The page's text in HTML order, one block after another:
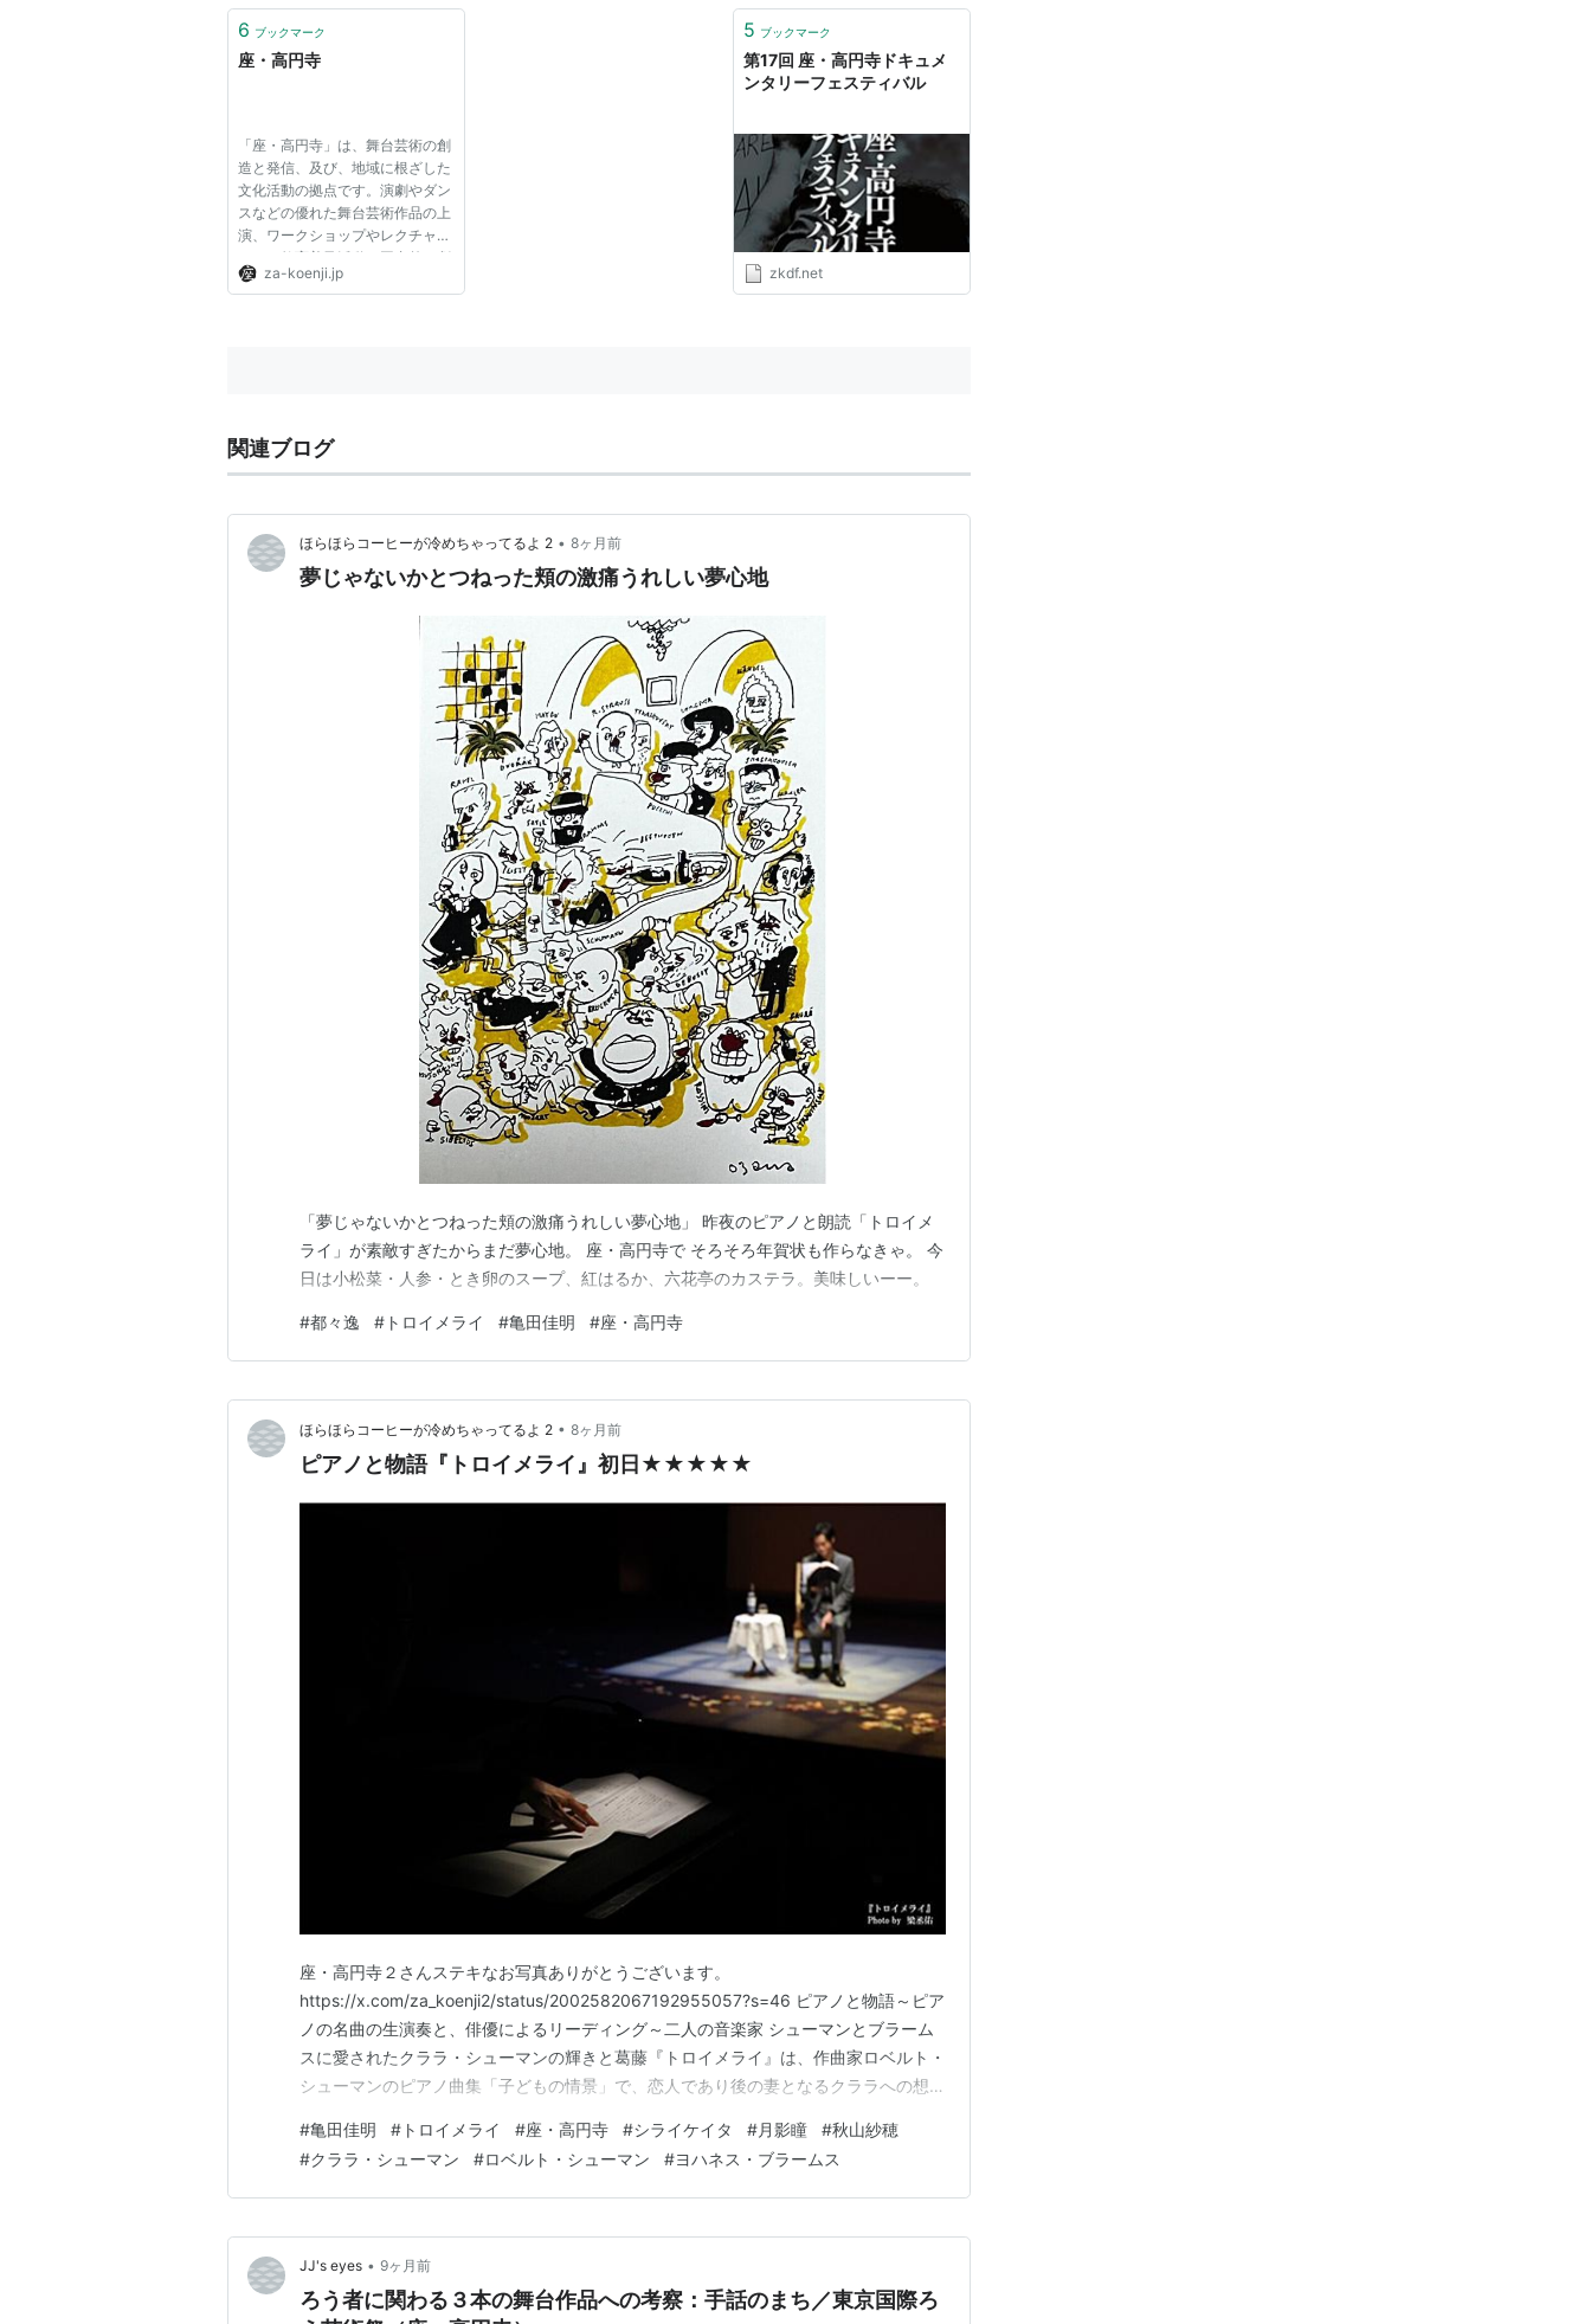
出演：髙田恵篤、 髙橋優太、曽
藤村港平...
6 ブックマーク
座・高円寺
「座・高円寺」は、舞台芸術の創
造と発信、及び、地域に根ざした
文化活動の拠点です。演劇やダン
スなどの優れた舞台芸術作品の上
演、ワークショップやレクチャー
などの教育普及活動、国内外の劇
場とのネットワーク事業を軸に、
za-koenji.jp
5 ブックマーク
第17回 座・高円寺ドキュメ
ンタリーフェスティバル
zkdf.net
関連ブログ
ほらほらコーヒーが冷めちゃってるよ 2 • 8ヶ月前
夢じゃないかとつねった頬の激痛うれしい夢心地
「夢じゃないかとつねった頬の激痛うれしい夢心地」 昨夜のピアノと朗読「トロイメ
ライ」が素敵すぎたからまだ夢心地。 座・高円寺で そろそろ年賀状も作らなきゃ。 今
日は小松菜・人参・とき卵のスープ、紅はるか、六花亭のカステラ。美味しいーー。
#都々逸 # トロイメライ #亀田佳明 #座・高円寺
ほらほらコーヒーが冷めちゃってるよ 2 • 8ヶ月前
ピアノと物語『トロイメライ』初日★★★★★
座・高円寺２さんステキなお写真ありがとうございます。
https://x.com/za_koenji2/status/2002582067192955057?s=46 ピアノと物語～ピア
ノの名曲の生演奏と、俳優によるリーディング～二人の音楽家 シューマンとブラーム
スに愛されたクララ・シューマンの輝きと葛藤『トロイメライ』は、作曲家ロベルト・
シューマンのピアノ曲集「子どもの情景」で、恋人であり後の妻となるクララへの想い
ラ・シューマンは、高名なピアノ教師であった父親にピアノを習い、幼くして才能を発
揮。女性の社会進出がまだ…
#亀田佳明 # トロイメライ #座・高円寺 #シライケイタ #月影瞳 #秋山紗穂
#クララ・シューマン #ロベルト・シューマン #ヨハネス・ブラームス
JJ's eyes • 9ヶ月前
ろう者に関わる３本の舞台作品への考察：手話のまち／東京国際ろ